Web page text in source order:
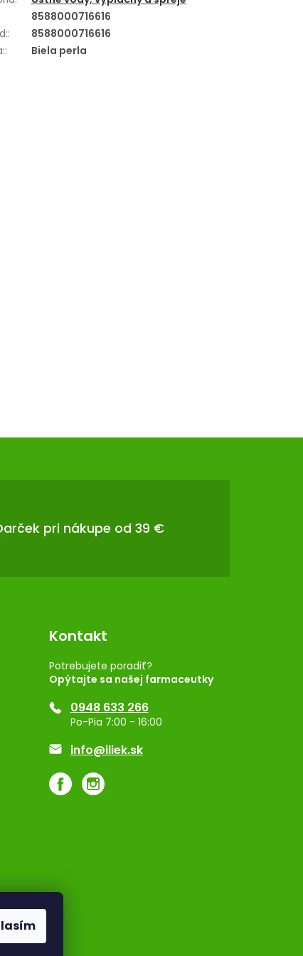
8588000716616
:
8588000716616
: Biela perla
pri nákupe od 39 €
Kontakt
Potrebujete poradiť?
Opýtajte sa našej farmaceutky
0948 633 266
Po-Pia 7:00 - 16:00
info@iliek.sk